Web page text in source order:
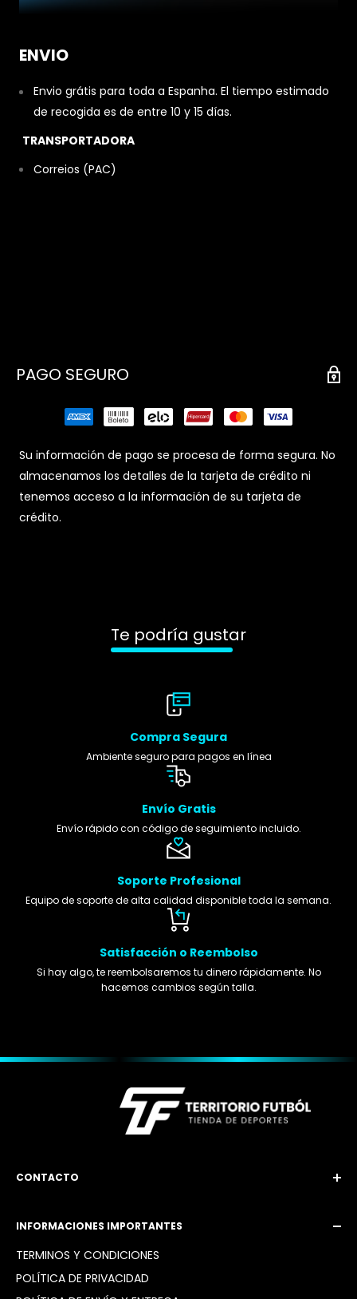
ENVIO
Envio grátis para toda a Espanha. El tiempo estimado
de recogida es de entre 10 y 15 días.
TRANSPORTADORA
Correios (PAC)
PAGO SEGURO
Su información de pago se procesa de forma segura. No
almacenamos los detalles de la tarjeta de crédito ni
tenemos acceso a la información de su tarjeta de
crédito.
Te podría gustar
Compra Segura
Ambiente seguro para pagos en línea
Envío Gratis
Envío rápido con código de seguimiento incluido.
Soporte Profesional
Equipo de soporte de alta calidad disponible toda la semana.
Satisfacción o Reembolso
Si hay algo, te reembolsaremos tu dinero rápidamente. No
hacemos cambios según talla.
CONTACTO
Instagram: @territoriofutbol2_
INFORMACIONES IMPORTANTES
TÉRMINOS Y CONDICIONES
POLÍTICA DE PRIVACIDAD